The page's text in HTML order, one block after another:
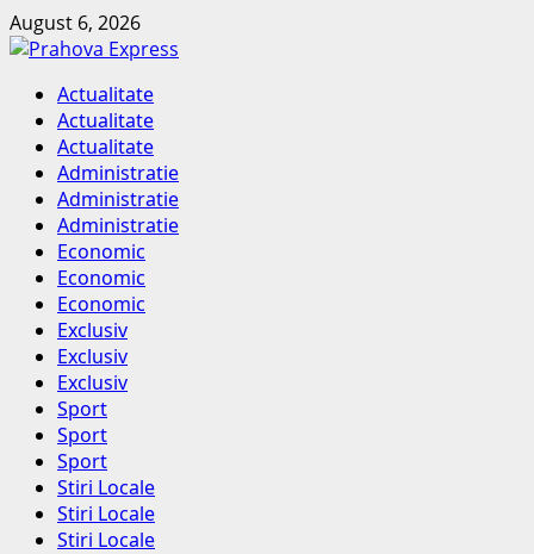
Skip
to
August 6, 2026
Primary
Menu
Actualitate
Actualitate
Actualitate
Administratie
Administratie
Administratie
Economic
Economic
Economic
Exclusiv
Exclusiv
Exclusiv
Sport
Sport
Sport
Stiri Locale
Stiri Locale
Stiri Locale